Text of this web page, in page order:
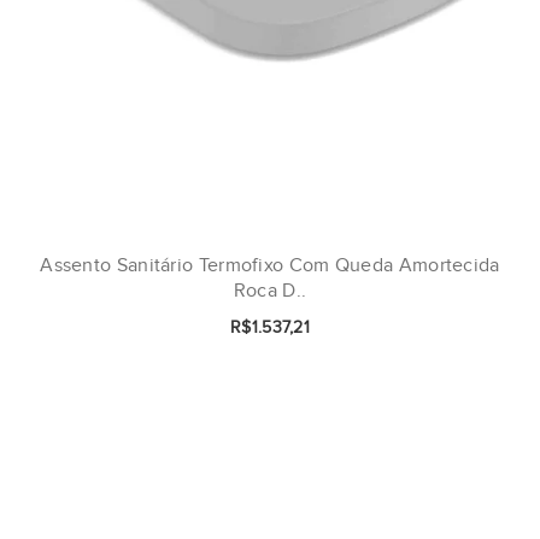
Assento Sanitário Termofixo Com Queda Amortecida
Roca D..
R$1.537,21